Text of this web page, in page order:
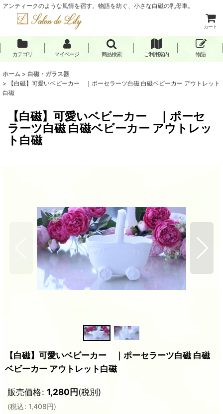
アンティークのような風情を宿す。物語を紡ぐ、小さな白磁の乳母車。
カート
カテゴリ マイページ 商品検索 ご利用案内 物語
ホーム > 白磁・ガラス器
>
【白磁】可愛いベビーカー ｜ポーセラーツ白磁 白磁ベビーカー アウトレット
白磁
【白磁】可愛いベビーカー ｜ポーセ
ラーツ白磁 白磁ベビーカー アウトレッ
ト白磁
【白磁】可愛いベビーカー ｜ポーセラーツ白磁 白磁
ベビーカー アウトレット白磁
販売価格: 1,280円(税別)
(税込: 1,408円)